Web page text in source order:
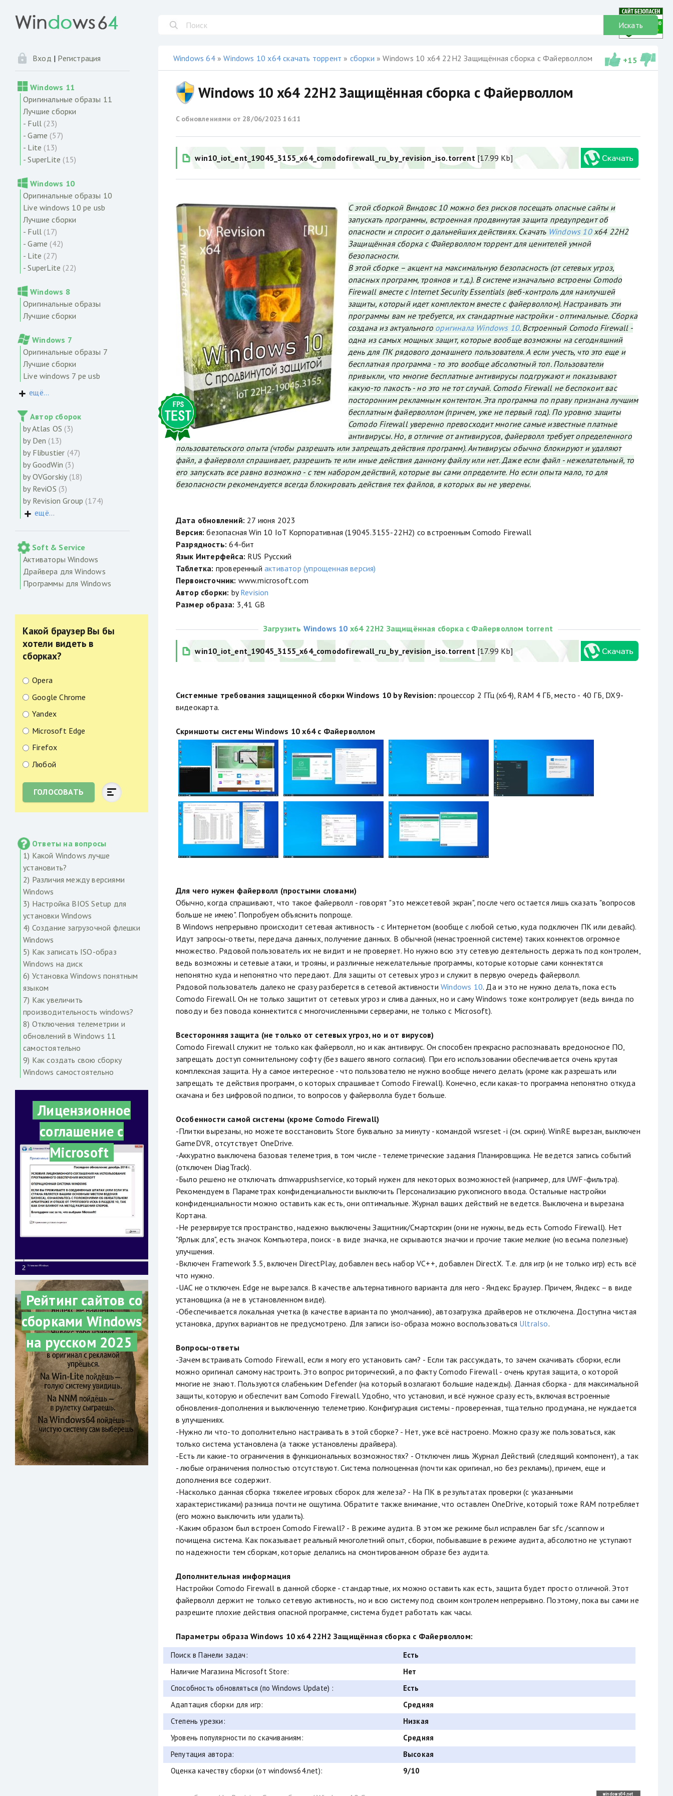
Искать
Windows 64»Windows 10 x64 скачать торрент » сборки » Windows 10 x64 22H2 Защищённая сборка с Файерволлом +15
Windows 10 x64 22H2 Защищённая сборка с Файерволлом
С обновлениями от 28/06/2023 16:11
win10_iot_ent_19045_3155_x64_comodofirewall_ru_by_revision_iso.torrent [17.99 Kb]
С этой сборкой Виндовс 10 можно без рисков посещать опасные сайты и
запускать программы, встроенная продвинутая защита предупредит об
опасности и спросит о дальнейших действиях. Скачать Windows 10x64 22H2
Защищённая сборка с Файерволлом торрент для ценителей умной
безопасности.
В этой сборке – акцент на максимальную безопасность (от сетевых угроз,
опасных программ, троянов и т.д.). В системе изначально встроены Comodo
Firewall вместе с Internet Security Essentials (веб-контроль для наилучшей
защиты, который идет комплектом вместе с файерволлом). Настраивать эти
программы вам не требуется, их стандартные настройки - оптимальные. Сборка
создана из актуального оригинала Windows 10. Встроенный Comodo Firewall -
одна из самых мощных защит, которые вообще возможны на сегодняшний
день для ПК рядового домашнего пользователя. А если учесть, что это еще и
бесплатная программа - то это вообще абсолютный топ. Пользователи
привыкли, что многие бесплатные антивирусы подгружают и показывают
какую-то пакость - но это не тот случай. Comodo Firewall не беспокоит вас
посторонним рекламным контентом. Эта программа по праву признана лучшим
бесплатным файерволлом (причем, уже не первый год). По уровню защиты
Comodo Firewall уверенно превосходит многие самые известные платные
антивирусы. Но, в отличие от антивирусов, файерволл требует определенного
пользовательского опыта (чтобы разрешать или запрещать действия программ). Антивирусы обычно блокируют и удаляют
файл, а файерволл спрашивает, разрешить те или иные действия данному файлу или нет. Даже если файл - нежелательный, то
его запускать все равно возможно - с тем набором действий, которые вы сами определите. Но если опыта мало, то для
безопасности рекомендуется всегда блокировать действия тех файлов, в которых вы не уверены.
Дата обновлений: 27 июня 2023
Версия: безопасная Win 10 IoT Корпоративная (19045.3155-22H2) со встроенным Comodo Firewall
Разрядность: 64-бит
Язык Интерфейса: RUS Русский
Таблетка: проверенныйактиватор (упрощенная версия)
Первоисточник: www.microsoft.com
Автор сборки: byRevision
Размер образа: 3,41 GB
Загрузить Windows 10 x64 22H2 Защищённая сборка с Файерволлом torrent
win10_iot_ent_19045_3155_x64_comodofirewall_ru_by_revision_iso.torrent [17.99 Kb]
Системные требования защищенной сборки Windows 10 by Revision: процессор 2 ГГц (х64), RAM 4 ГБ, место - 40 ГБ, DX9-
видеокарта.
Скриншоты системы Windows 10 x64 с Файерволлом
Для чего нужен файерволл (простыми словами)
Обычно, когда спрашивают, что такое файерволл - говорят "это межсетевой экран", после чего остается лишь сказать "вопросов
больше не имею". Попробуем объяснить попроще.
В Windows непрерывно происходит сетевая активность - с Интернетом (вообще с любой сетью, куда подключен ПК или девайс).
Идут запросы-ответы, передача данных, получение данных. В обычной (ненастроенной системе) таких коннектов огромное
множество. Рядовой пользователь их не видит и не проверяет. Но нужно всю эту сетевую деятельность держать под контролем,
ведь возможны и сетевые атаки, и трояны, и различные нежелательные программы, которые которые сами коннектятся
непонятно куда и непонятно что передают. Для защиты от сетевых угроз и служит в первую очередь файерволл.
Рядовой пользователь далеко не сразу разберется в сетевой активностиWindows 10. Да и это не нужно делать, пока есть
Comodo Firewall. Он не только защитит от сетевых угроз и слива данных, но и саму Windows тоже контролирует (ведь винда по
поводу и без повода коннектится с многочисленными серверами, не только с Microsoft).
Всесторонняя защита (не только от сетевых угроз, но и от вирусов)
Comodo Firewall служит не только как файерволл, но и как антивирус. Он способен прекрасно распознавать вредоносное ПО,
запрещать доступ сомнительному софту (без вашего явного согласия). При его использовании обеспечивается очень крутая
комплексная защита. Ну а самое интересное - что пользователю не нужно вообще ничего делать (кроме как разрешать или
запрещать те действия программ, о которых спрашивает Comodo Firewall). Конечно, если какая-то программа непонятно откуда
скачана и без цифровой подписи, то вопросов у файерволла будет больше.
Особенности самой системы (кроме Comodo Firewall)
-Плитки вырезаны, но можете восстановить Store буквально за минуту - командой wsreset -i (см. скрин). WinRE вырезан, выключен
GameDVR, отсутствует OneDrive.
-Аккуратно выключена базовая телеметрия, в том числе - телеметрические задания Планировщика. Не ведется запись событий
(отключен DiagTrack).
-Было решено не отключать dmwappushservice, который нужен для некоторых возможностей (например, для UWF-фильтра).
Рекомендуем в Параметрах конфиденциальности выключить Персонализацию рукописного ввода. Остальные настройки
конфиденциальности можно оставить как есть, они оптимальные. Журнал ваших действий не ведется. Выключена и вырезана
Кортана.
-Не резервируется пространство, надежно выключены Защитник/Смартскрин (они не нужны, ведь есть Comodo Firewall). Нет
"Ярлык для", есть значок Компьютера, поиск - в виде значка, не скрываются значки и прочие такие мелкие (но весьма полезные)
улучшения.
-Включен Framework 3.5, включен DirectPlay, добавлен весь набор VC++, добавлен DirectX. Т.е. для игр (и не только игр) есть всё
что нужно.
-UAC не отключен. Edge не вырезался. В качестве альтернативного варианта для него - Яндекс Браузер. Причем, Яндекс – в виде
установщика (а не в установленном виде).
-Обеспечивается локальная учетка (в качестве варианта по умолчанию), автозагрузка драйверов не отключена. Доступна чистая
установка, других вариантов не предусмотрено. Для записи iso-образа можно воспользоваться UltraIso.
Вопросы-ответы
-Зачем встраивать Comodo Firewall, если я могу его установить сам? - Если так рассуждать, то зачем скачивать сборки, если
можно оригинал самому настроить. Это вопрос риторический, а по факту Comodo Firewall - очень крутая защита, о которой
многие не знают. Пользуются слабеньким Defender (на который возлагают большие надежды). Данная сборка - для максимальной
защиты, которую и обеспечит вам Comodo Firewall. Удобно, что установил, и всё нужное сразу есть, включая встроенные
обновления-дополнения и выключенную телеметрию. Конфигурация системы - проверенная, тщательно продумана, не нуждается
в улучшениях.
-Нужно ли что-то дополнительно настраивать в этой сборке? - Нет, уже всё настроено. Можно сразу же пользоваться, как
только система установлена (а также установлены драйвера).
-Есть ли какие-то ограничения в функциональных возможностях? - Отключен лишь Журнал Действий (следящий компонент), а так
- любые ограничения полностью отсутствуют. Система полноценная (почти как оригинал, но без рекламы), причем, еще и
дополнения все содержит.
-Насколько данная сборка тяжелее игровых сборок для железа? - На ПК в результатах проверки (с указанными
характеристиками) разница почти не ощутима. Обратите также внимание, что оставлен OneDrive, который тоже RAM потребляет
(его можно выключить или удалить).
-Каким образом был встроен Comodo Firewall? - В режиме аудита. В этом же режиме был исправлен баг sfc /scannow и
почищена система. Как показывает реальный многолетний опыт, сборки, побывавшие в режиме аудита, абсолютно не уступают
по надежности тем сборкам, которые делались на смонтированном образе без аудита.
Дополнительная информация
Настройки Comodo Firewall в данной сборке - стандартные, их можно оставить как есть, защита будет просто отличной. Этот
файерволл держит не только сетевую активность, но и всю систему под своим контролем непрерывно. Поэтому, пока вы сами не
разрешите плохие действия опасной программе, система будет работать как часы.
Параметры образа Windows 10 x64 22H2 Защищённая сборка с Файерволлом:
Поиск в Панели задач:
Есть
Наличие Магазина Microsoft Store:
Нет
Способность обновляться (по Windows Update) :
Есть
Адаптация сборки для игр:
Средняя
Степень урезки:
Низкая
Уровень популярности по скачиваниям:
Средняя
Репутация автора:
Высокая
Оценка качеству сборки (от windows64.net):
9/10
Вход | Регистрация
Windows 11
Оригинальные образы 11
Лучшие сборки
- Full (23)
- Game (57)
- Lite (13)
- SuperLite (15)
Windows 10
Оригинальные образы 10
Live windows 10 pe usb
Лучшие сборки
- Full (17)
- Game (42)
- Lite (27)
- SuperLite (22)
Windows 8
Оригинальные образы
Лучшие сборки
Windows 7
Оригинальные образы 7
Лучшие сборки
Live windows 7 pe usb
ещё...
Автор сборок
by Atlas OS (3)
by Den (13)
by Flibustier (47)
by GoodWin (3)
by OVGorskiy (18)
by ReviOS (3)
by Revision Group (174)
ещё...
Soft & Service
Активаторы Windows
Драйвера для Windows
Программы для Windows
Какой браузер Вы бы
хотели видеть в
сборках?
Opera
Google Chrome
Yandex
Microsoft Edge
Firefox
Любой
ГОЛОСОВАТЬ
Ответы на вопросы
1) Какой Windows лучше
установить?
2) Различия между версиями
Windows
3) Настройка BIOS Setup для
установки Windows
4) Создание загрузочной флешки
Windows
5) Как записать ISO-образ
Windows на диск
6) Установка Windows понятным
языком
7) Как увеличить
производительность windows?
8) Отключения телеметрии и
обновлений в Windows 11
самостоятельно
9) Как создать свою сборку
Windows самостоятельно
Лицензионное
соглашение с
Microsoft
Рейтинг сайтов со
сборками Windows
на русском 2025